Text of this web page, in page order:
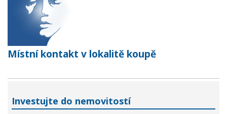
Místní kontakt v lokalitě koupě
Investujte do nemovitostí